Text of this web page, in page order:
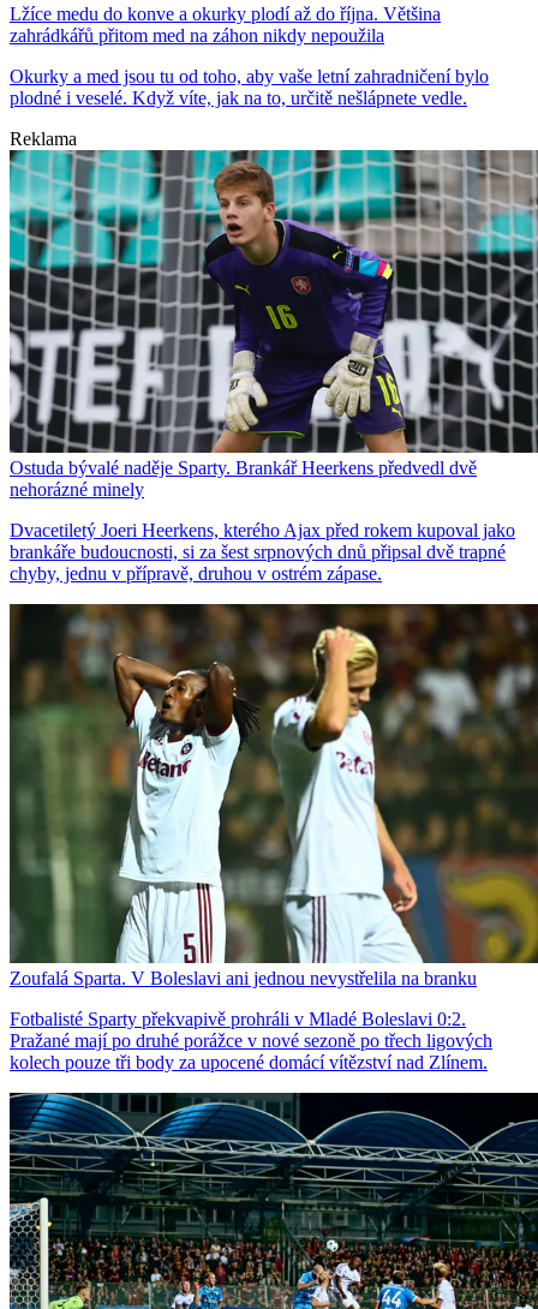
Lžíce medu do konve a okurky plodí až do října. Většina
zahrádkářů přitom med na záhon nikdy nepoužila
Okurky a med jsou tu od toho, aby vaše letní zahradničení bylo
plodné i veselé. Když víte, jak na to, určitě nešlápnete vedle.
Reklama
Ostuda bývalé naděje Sparty. Brankář Heerkens předvedl dvě
nehorázné minely
Dvacetiletý Joeri Heerkens, kterého Ajax před rokem kupoval jako
brankáře budoucnosti, si za šest srpnových dnů připsal dvě trapné
chyby, jednu v přípravě, druhou v ostrém zápase.
Zoufalá Sparta. V Boleslavi ani jednou nevystřelila na branku
Fotbalisté Sparty překvapivě prohráli v Mladé Boleslavi 0:2.
Pražané mají po druhé porážce v nové sezoně po třech ligových
kolech pouze tři body za upocené domácí vítězství nad Zlínem.